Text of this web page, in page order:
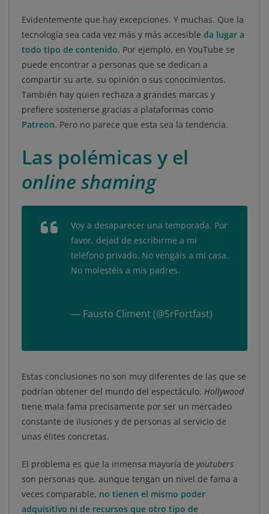
Evidentemente que hay excepciones. Y muchas. Que la
tecnología sea cada vez más y más accesible da lugar a
todo tipo de contenido. Por ejemplo, en YouTube se
puede encontrar a personas que se dedican a
compartir su arte, su opinión o sus conocimientos.
También hay quien rechaza a grandes marcas y
prefiere sostenerse gracias a plataformas como
Patreon. Pero no parece que esta sea la tendencia.
Las polémicas y el
online shaming
Voy a desaparecer una temporada. Por
favor, dejad de escribirme a mi
teléfono privado. No vengáis a mi casa.
No molestéis a mis padres.
— Fausto Climent (@SrFortfast)
Estas conclusiones no son muy diferentes de las que se
podrían obtener del mundo del espectáculo. Hollywood
tiene mala fama precisamente por ser un mercadeo
constante de ilusiones y de personas al servicio de
unas élites concretas.
El problema es que la inmensa mayoría de youtubers
son personas que, aunque tengan un nivel de fama a
veces comparable, no tienen el mismo poder
adquisitivo ni de recursos que otro tipo de